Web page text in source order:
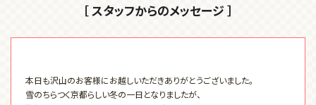
［ スタッフからのメッセージ ］
本日も沢山のお客様にお越しいただきありがとうございました。
雪のちらつく京都らしい冬の一日となりましたが、